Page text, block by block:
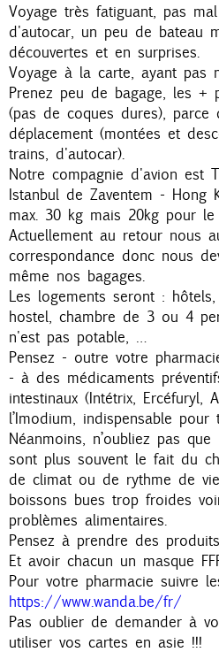
Voyage très fatiguant, pas
d'autocar, un peu de bateau
découvertes et en surprises.
Voyage à la carte, ayant pas
Prenez peu de bagage, les +
(pas de coques dures), parce
déplacement (montées et
trains, d'autocar).
Notre compagnie d'avion est
Istanbul de Zaventem - Hong
max. 30 kg mais 20kg pour
Actuellement au retour nous
correspondance donc nous
même nos bagages.
Les logements seront :
hostel, chambre de 3 ou 4
n'est pas potable, …
Pensez - outre votre
- à des médicaments
intestinaux (Intétrix, Ercéfuryl,
l’Imodium, indispensable
Néanmoins, n’oubliez pas
sont plus souvent le fait du
de climat ou de rythme de
boissons bues trop froides
problèmes alimentaires.
Pensez à prendre des
Et avoir chacun un masque
Pour votre pharmacie suivre
https://www.wanda.be/fr/
Pas oublier de demander à
utiliser vos cartes en asie !!!